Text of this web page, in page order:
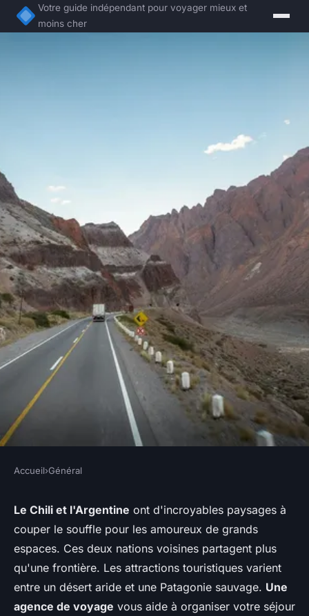
Votre guide indépendant pour voyager mieux et
moins cher
Le meilleur des voyages en
Amérique du Sud, le Chili et
l'Argentine
paulette• 22 mai 2024• 5 min de lecture
Accueil›Général
Le Chili et l'Argentine ont d'incroyables paysages à
couper le souffle pour les amoureux de grands
espaces. Ces deux nations voisines partagent plus
qu'une frontière. Les attractions touristiques varient
entre un désert aride et une Patagonie sauvage. Une
agence de voyage vous aide à organiser votre séjour